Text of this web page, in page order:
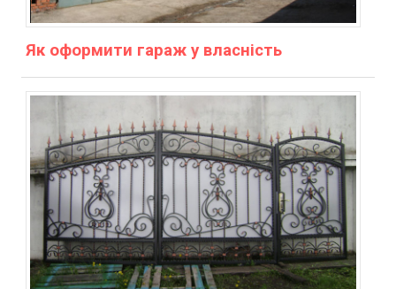
Як оформити гараж у власність